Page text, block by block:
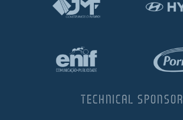
TECHNICAL SPONSOR